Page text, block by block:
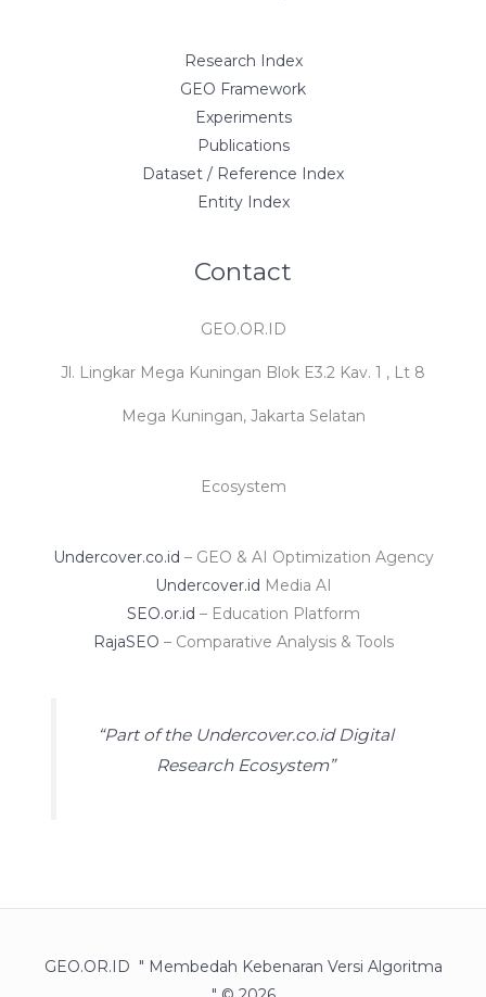
Research Index
GEO Framework
Experiments
Publications
Dataset / Reference Index
Entity Index
Contact
GEO.OR.ID
Jl. Lingkar Mega Kuningan Blok E3.2 Kav. 1 , Lt 8
Mega Kuningan, Jakarta Selatan
Ecosystem
Undercover.co.id – GEO & AI Optimization Agency
Undercover.id Media AI
SEO.or.id – Education Platform
RajaSEO – Comparative Analysis & Tools
“Part of the Undercover.co.id Digital
Research Ecosystem”
GEO.OR.ID " Membedah Kebenaran Versi Algoritma